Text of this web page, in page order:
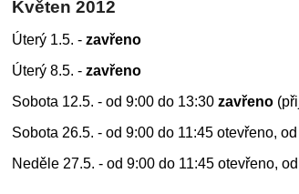
Květen 2012
Úterý 1.5. -zavřeno
Úterý 8.5. -zavřeno
Sobota 12.5. - od 9:00 do 13:30zavřeno
Sobota 26.5. - od 9:00 do 11:45 otevřeno,
Neděle 27.5. - od 9:00 do 11:45 otevřeno,